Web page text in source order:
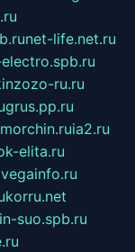
net-life.net.ru
ru.ru
ia2.ru
elita.ru
korru.net
suo.spb.ru